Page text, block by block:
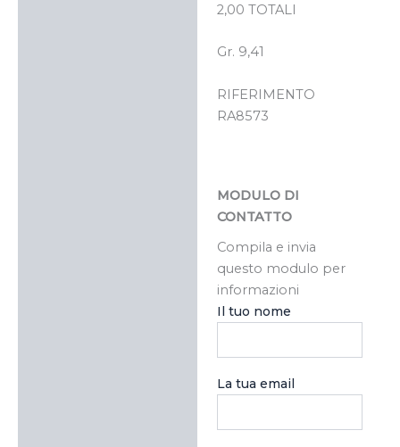
2,00 TOTALI
Gr. 9,41
RIFERIMENTO
RA8573
MODULO DI
CONTATTO
Compila e invia
questo modulo per
informazioni
Il tuo nome
La tua email